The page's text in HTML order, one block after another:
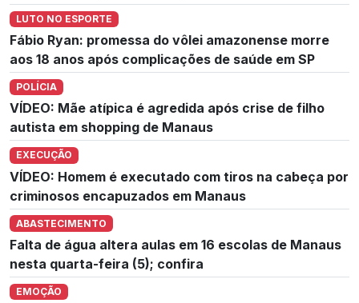
LUTO NO ESPORTE
Fábio Ryan: promessa do vôlei amazonense morre
aos 18 anos após complicações de saúde em SP
POLÍCIA
VÍDEO: Mãe atípica é agredida após crise de filho
autista em shopping de Manaus
EXECUÇÃO
VÍDEO: Homem é executado com tiros na cabeça por
criminosos encapuzados em Manaus
ABASTECIMENTO
Falta de água altera aulas em 16 escolas de Manaus
nesta quarta-feira (5); confira
EMOÇÃO